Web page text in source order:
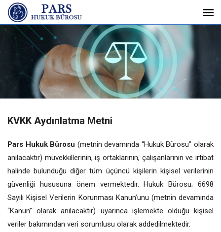
KVKK Aydınlatma Metni
Pars Hukuk Bürosu (metnin devamında “Hukuk Bürosu” olarak
anılacaktır) müvekkillerinin, iş ortaklarının, çalışanlarının ve irtibat
halinde bulunduğu diğer tüm üçüncü kişilerin kişisel verilerinin
güvenliği hususuna önem vermektedir. Hukuk Bürosu; 6698
Sayılı Kişisel Verilerin Korunması Kanun’unu (metnin devamında
“Kanun” olarak anılacaktır) uyarınca işlemekte olduğu kişisel
veriler bakımından veri sorumlusu olarak addedilmektedir.